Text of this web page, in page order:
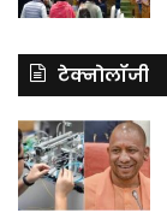
टेक्नोलॉजी